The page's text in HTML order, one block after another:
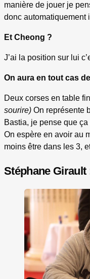
manière de jouer je
donc automatiquement
Et Cheong ?
J’ai la position sur lui
On aura en tout cas
Deux corses en table
sourire) On représente
Bastia, je pense que
On espère en avoir au
moins être dans les 3,
Stéphane Girault